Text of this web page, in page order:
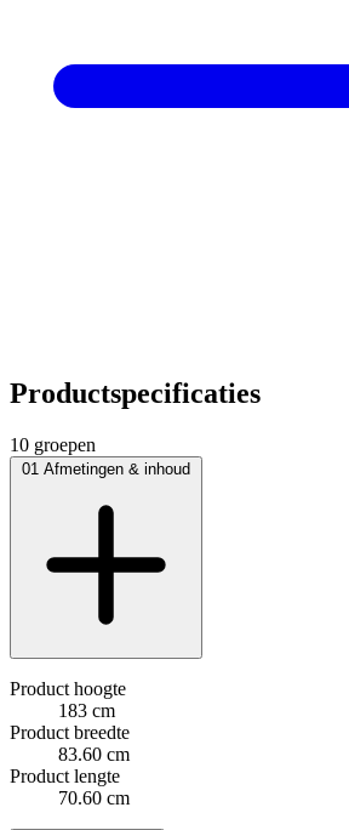
Productspecificaties
10 groepen
01 Afmetingen & inhoud
Product hoogte
183 cm
Product breedte
83.60 cm
Product lengte
70.60 cm